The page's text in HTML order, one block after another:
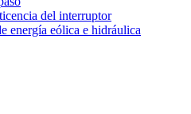
del interruptor
energía eólica e hidráulica